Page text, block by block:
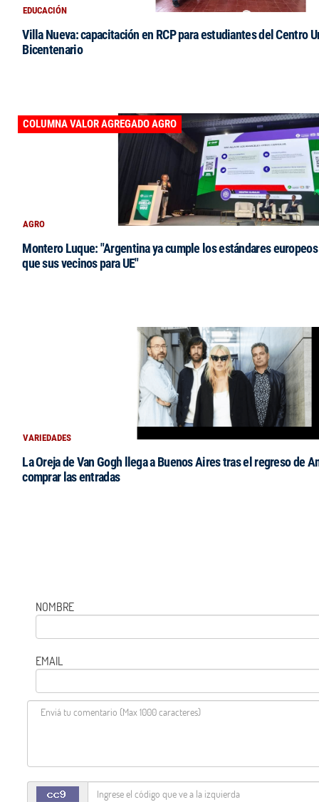
EDUCACIÓN
Villa Nueva: capacitación en RCP para estudiantes del Centro
Bicentenario
AGRO
COLUMNA VALOR AGREGADO AGRO
Montero Luque: "Argentina ya cumple los estándares
que sus vecinos para UE"
VARIEDADES
La Oreja de Van Gogh llega a Buenos Aires tras el regreso de
comprar las entradas
NOMBRE
EMAIL